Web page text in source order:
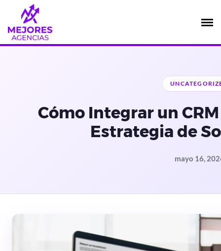
contenido
Cómo Integrar un
Estrategia de
mayo 16,